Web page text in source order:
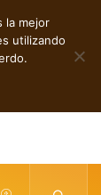
Baldy Crawler
la mejor
utilizando